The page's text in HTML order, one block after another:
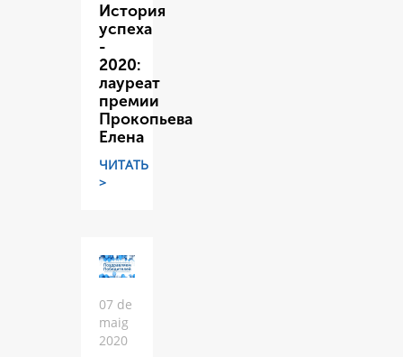
История
успеха
-
2020:
лауреат
премии
Прокопьева
Елена
ЧИТАТЬ
>
07 de
maig
2020